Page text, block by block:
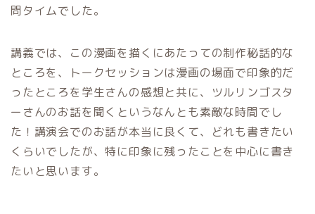
問タイムでした。
講義では、この漫画を描くにあたっての制作秘話的な
ところを、トークセッションは漫画の場面で印象的だ
ったところを学生さんの感想と共に、ツルリンゴスタ
ーさんのお話を聞くというなんとも素敵な時間でし
た！講演会でのお話が本当に良くて、どれも書きたい
くらいでしたが、特に印象に残ったことを中心に書き
たいと思います。